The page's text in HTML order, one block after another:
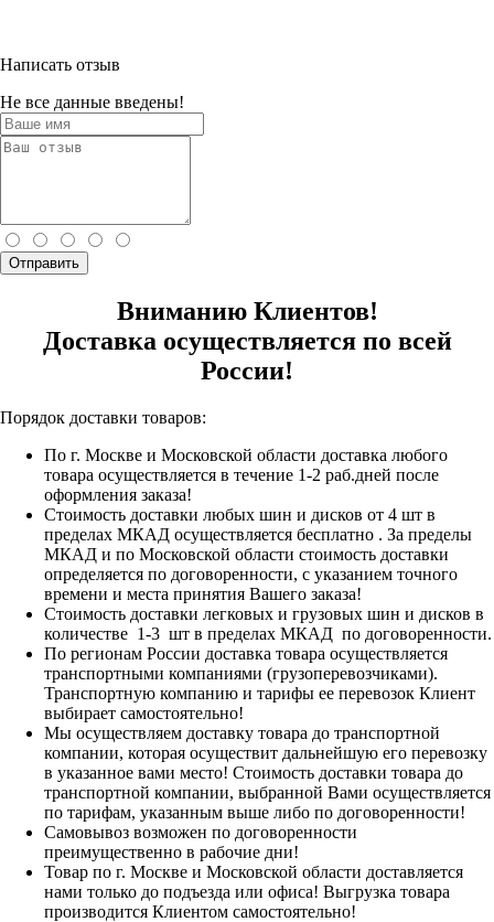
Написать отзыв
Не все данные введены!
Отправить
Вниманию Клиентов!
Доставка осуществляется по всей
России!
Порядок доставки товаров:
По г. Москве и Московской области доставка любого
товара осуществляется в течение 1-2 раб.дней после
оформления заказа!
Стоимость доставки любых шин и дисков от 4 шт в
пределах МКАД осуществляется бесплатно . За пределы
МКАД и по Московской области стоимость доставки
определяется по договоренности, с указанием точного
времени и места принятия Вашего заказа!
Стоимость доставки легковых и грузовых шин и дисков в
количестве 1-3 шт в пределах МКАД по договоренности.
По регионам России доставка товара осуществляется
транспортными компаниями (грузоперевозчиками).
Транспортную компанию и тарифы ее перевозок Клиент
выбирает самостоятельно!
Мы осуществляем доставку товара до транспортной
компании, которая осуществит дальнейшую его перевозку
в указанное вами место! Стоимость доставки товара до
транспортной компании, выбранной Вами осуществляется
по тарифам, указанным выше либо по договоренности!
Самовывоз возможен по договоренности
преимущественно в рабочие дни!
Товар по г. Москве и Московской области доставляется
нами только до подъезда или офиса! Выгрузка товара
производится Клиентом самостоятельно!